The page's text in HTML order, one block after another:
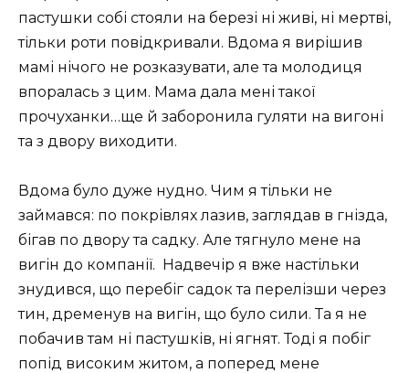
пастушки собі стояли на березі ні живі, ні мертві,
тільки роти повідкривали. Вдома я вирішив
мамі нічого не розказувати, але та молодиця
впоралась з цим. Мама дала мені такої
прочуханки…ще й заборонила гуляти на вигоні
та з двору виходити.
Вдома було дуже нудно. Чим я тільки не
займався: по покрівлях лазив, заглядав в гнізда,
бігав по двору та садку. Але тягнуло мене на
вигін до компанії. Надвечір я вже настільки
знудився, що перебіг садок та перелізши через
тин, дременув на вигін, що було сили. Та я не
побачив там ні пастушків, ні ягнят. Тоді я побіг
попід високим житом, а поперед мене